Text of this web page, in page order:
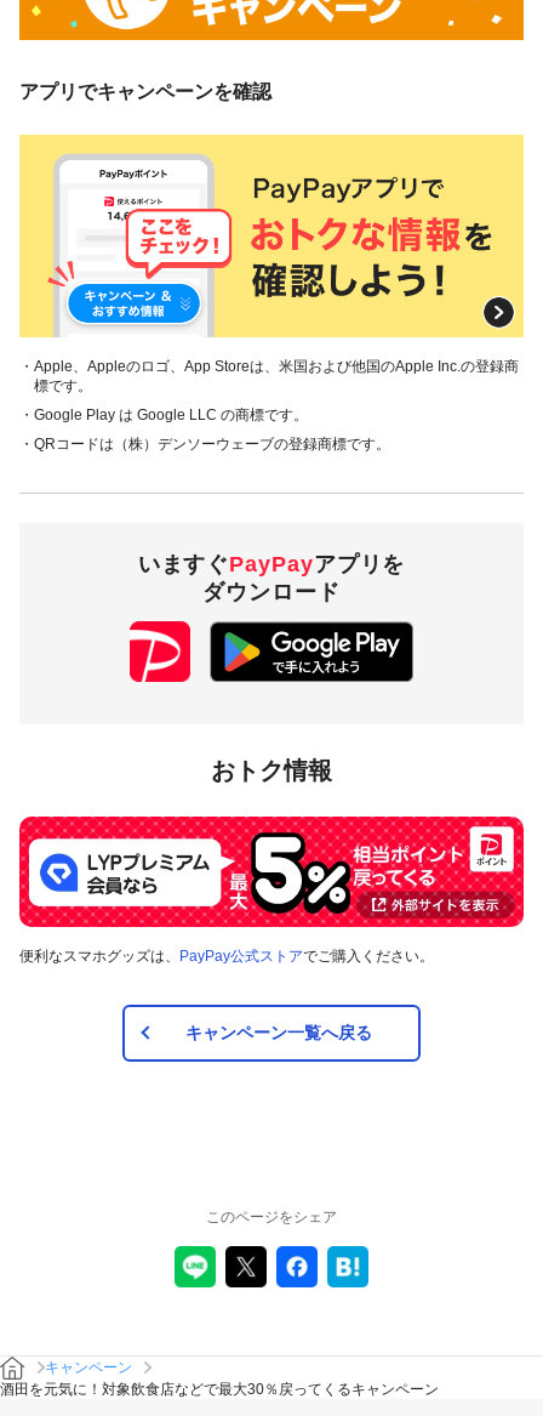
アプリでキャンペーンを確認
・Apple、Appleのロゴ、App Storeは、米国および他国のApple Inc.の登録商
標です。
・Google Play は Google LLC の商標です。
・QRコードは（株）デンソーウェーブの登録商標です。
いますぐPayPayアプリを
ダウンロード
おトク情報
便利なスマホグッズは、 PayPay公式ストアでご購入ください。
キャンペーン一覧へ戻る
このページをシェア
キャンペーン
酒田を元気に！対象飲食店などで最大30％戻ってくるキャンペーン